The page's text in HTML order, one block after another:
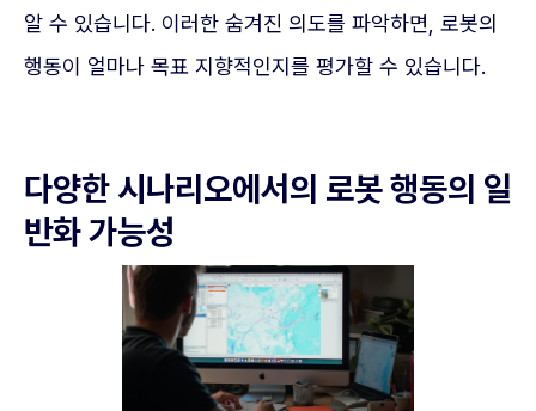
알 수 있습니다. 이러한 숨겨진 의도를 파악하면, 로봇의
행동이 얼마나 목표 지향적인지를 평가할 수 있습니다.
다양한 시나리오에서의 로봇 행동의 일
반화 가능성